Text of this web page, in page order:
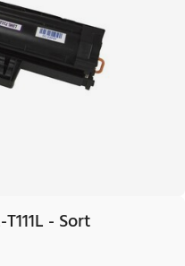
- Sort